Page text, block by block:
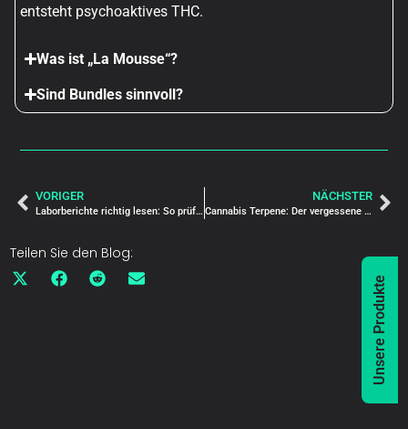
entsteht psychoaktives THC.
Was ist „La Mousse“?
Sind Bundles sinnvoll?
VORIGER
Laborberichte richtig lesen: So prüfst du THCA-Qualität (COA-Guide 2025)
NÄCHSTER
Cannabis Terpene: Der vergessene Schlüssel zu Geschmack und Wirkung
Teilen Sie den Blog:
Unsere Produkte